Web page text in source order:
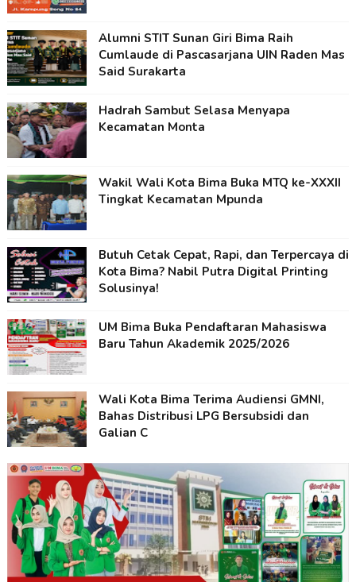
Alumni STIT Sunan Giri Bima Raih
Cumlaude di Pascasarjana UIN Raden Mas
Said Surakarta
Hadrah Sambut Selasa Menyapa
Kecamatan Monta
Wakil Wali Kota Bima Buka MTQ ke-XXXII
Tingkat Kecamatan Mpunda
Butuh Cetak Cepat, Rapi, dan Terpercaya di
Kota Bima? Nabil Putra Digital Printing
Solusinya!
UM Bima Buka Pendaftaran Mahasiswa
Baru Tahun Akademik 2025/2026
Wali Kota Bima Terima Audiensi GMNI,
Bahas Distribusi LPG Bersubsidi dan
Galian C